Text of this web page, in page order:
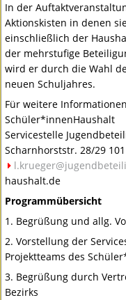
In der
Aktionskisten in denen
einschließlich der
der mehrstufige
wird er durch die Wahl
neuen Schuljahres.
Für weitere
Schüler*innenHaushalt
Servicestelle
Scharnhorststr. 28/29
haushalt.de
Programmübersicht
1. Begrüßung und allg.
2. Vorstellung der
Projektteams des
3. Begrüßung durch
Bezirks